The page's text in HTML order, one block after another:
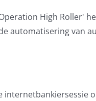
High Roller'
automatisering van